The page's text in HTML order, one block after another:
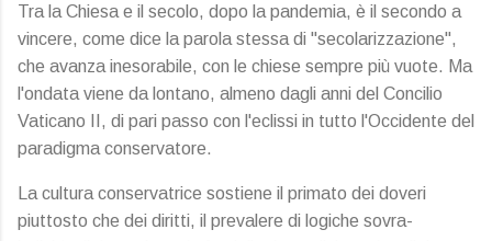
Tra la Chiesa e il secolo, dopo la pandemia, è il secondo a
vincere, come dice la parola stessa di "secolarizzazione",
che avanza inesorabile, con le chiese sempre più vuote. Ma
l'ondata viene da lontano, almeno dagli anni del Concilio
Vaticano II, di pari passo con l'eclissi in tutto l'Occidente del
paradigma conservatore.
La cultura conservatrice sostiene il primato dei doveri
piuttosto che dei diritti, il prevalere di logiche sovra-